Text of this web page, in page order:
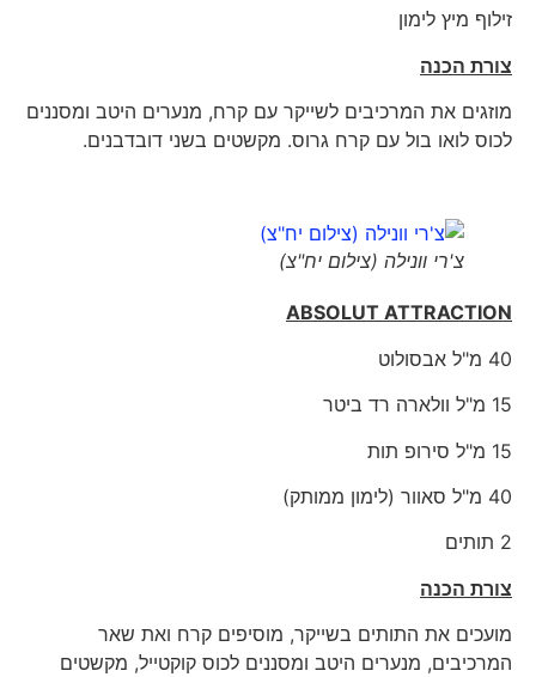
זילוף מיץ לימון
צורת הכנה
מוזגים את המרכיבים לשייקר עם קרח, מנערים היטב ומסננים
לכוס לואו בול עם קרח גרוס. מקשטים בשני דובדבנים.
צ'רי וונילה (צילום יח"צ)
ABSOLUT ATTRACTION
40 מ"ל אבסולוט
15 מ"ל וולארה רד ביטר
15 מ"ל סירופ תות
40 מ"ל סאוור (לימון ממותק)
2 תותים
צורת הכנה
מועכים את התותים בשייקר, מוסיפים קרח ואת שאר
המרכיבים, מנערים היטב ומסננים לכוס קוקטייל, מקשטים